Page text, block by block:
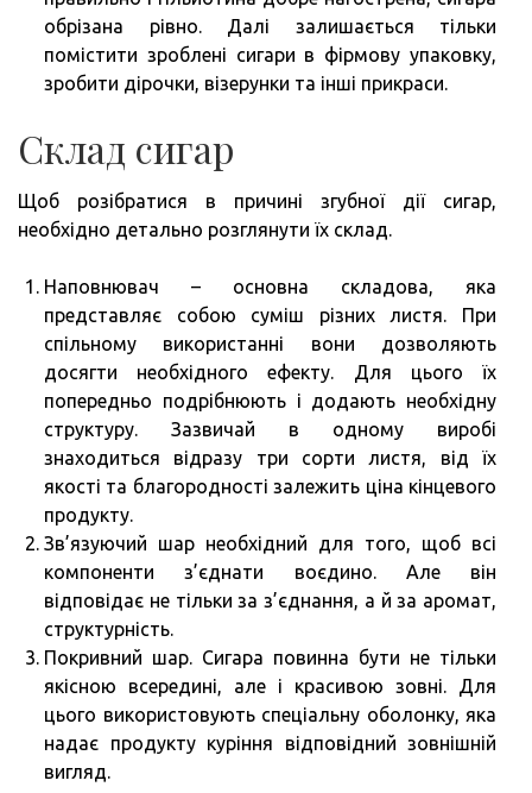
обрізана рівно. Далі залишається тільки
помістити зроблені сигари в фірмову упаковку,
зробити дірочки, візерунки та інші прикраси.
Склад сигар
Щоб розібратися в причині згубної дії сигар,
необхідно детально розглянути їх склад.
Наповнювач – основна складова, яка
представляє собою суміш різних листя. При
спільному використанні вони дозволяють
досягти необхідного ефекту. Для цього їх
попередньо подрібнюють і додають необхідну
структуру. Зазвичай в одному виробі
знаходиться відразу три сорти листя, від їх
якості та благородності залежить ціна кінцевого
продукту.
Зв’язуючий шар необхідний для того, щоб всі
компоненти з’єднати воєдино. Але він
відповідає не тільки за з’єднання, а й за аромат,
структурність.
Покривний шар. Сигара повинна бути не тільки
якісною всередині, але і красивою зовні. Для
цього використовують спеціальну оболонку, яка
надає продукту куріння відповідний зовнішній
вигляд.